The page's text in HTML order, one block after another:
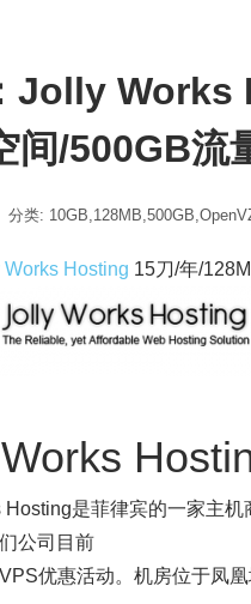
Jolly Works
间/500GB流
分类: 10GB,128MB,500GB,
Works Hosting 15刀/年/
Hosting是菲律宾的一家主
公司目前
优惠活动。机房位于凤